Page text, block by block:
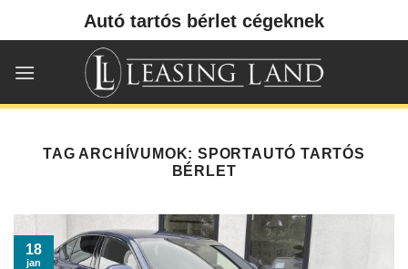
Autó tartós bérlet cégeknek
TAG ARCHÍVUMOK: SPORTAUTÓ TARTÓS
BÉRLET
18
jan